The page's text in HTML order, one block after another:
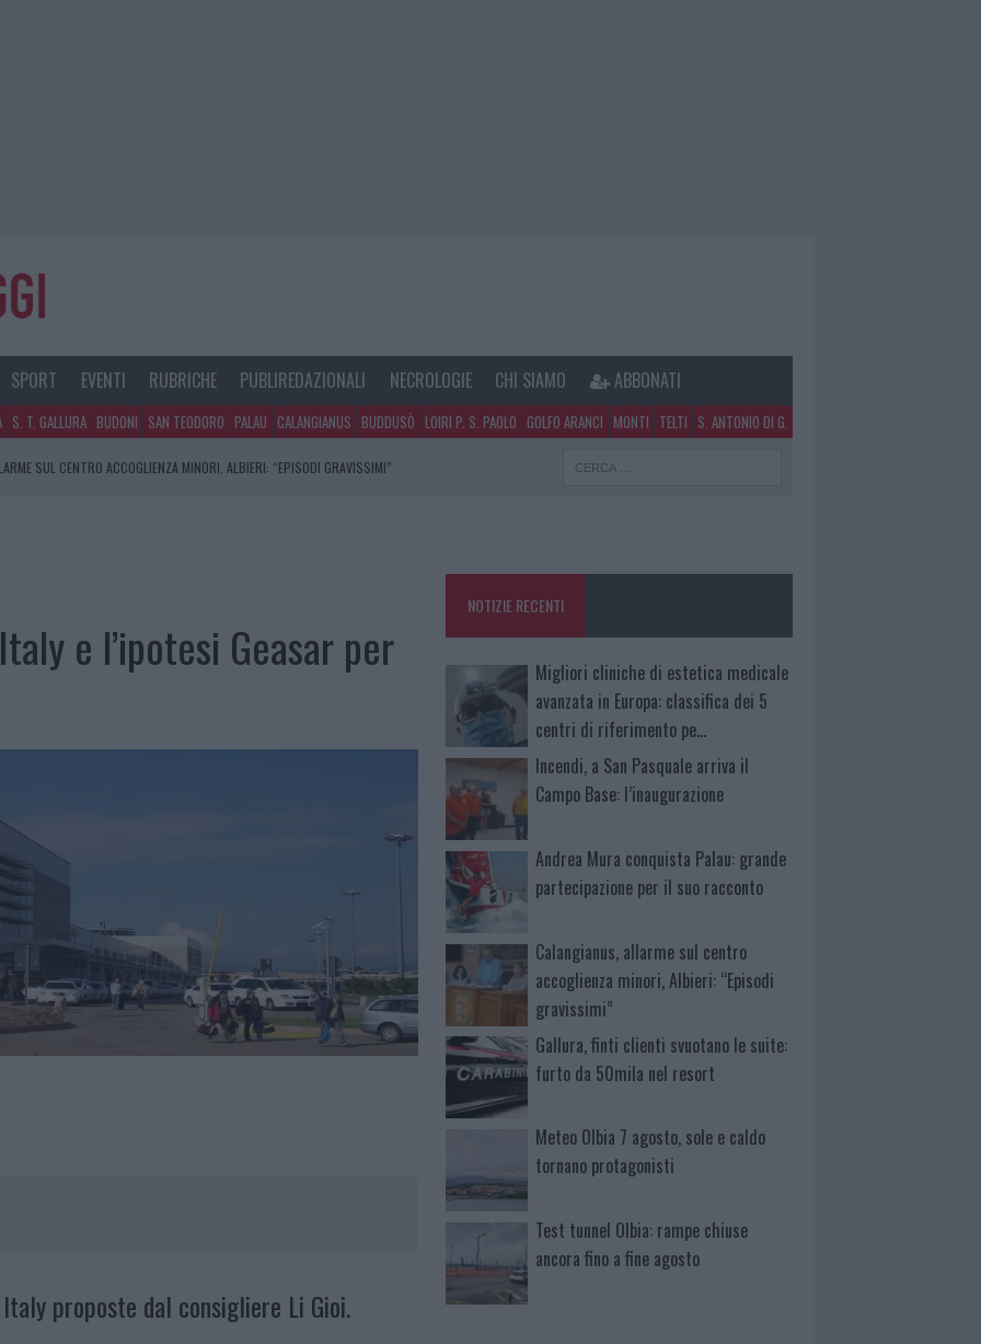
SPORT EVENTI RUBRICHE PUBLIREDAZIONALI NECROLOGIE CHI SIAMO ABBONATI
S. T. GALLURA BUDONI SAN TEODORO PALAU CALANGIANUS BUDDUSÒ LOIRI P. S. PAOLO GOLFO ARANCI MONTI TELTI S. ANTONIO DI G.
SUL CENTRO ACCOGLIENZA MINORI, ALBIERI: “EPISODI GRAVISSIMI”
GRANDE PARTECIPAZIONE PER IL SUO RACCONTO
e l’ipotesi Geasar per
proposte dal consigliere Li Gioi.
NOTIZIE RECENTI
Migliori cliniche di estetica medicale
avanzata in Europa: classifica dei 5
centri di riferimento pe…
Incendi, a San Pasquale arriva il
Campo Base: l’inaugurazione
Andrea Mura conquista Palau: grande
partecipazione per il suo racconto
Calangianus, allarme sul centro
accoglienza minori, Albieri: “Episodi
gravissimi”
Gallura, finti clienti svuotano le suite:
furto da 50mila nel resort
Meteo Olbia 7 agosto, sole e caldo
tornano protagonisti
Test tunnel Olbia: rampe chiuse
ancora fino a fine agosto